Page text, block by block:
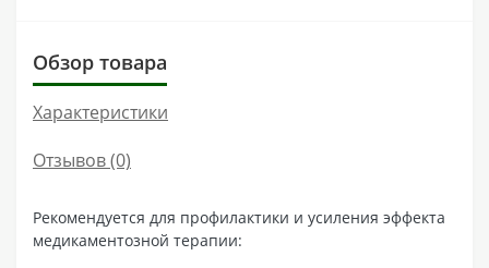
Обзор товара
Характеристики
Отзывов (0)
Рекомендуется для профилактики и усиления эффекта
медикаментозной терапии: